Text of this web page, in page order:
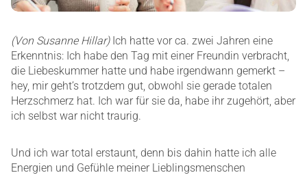
(Von Susanne Hillar)Ich hatte vor ca. zwei Jahren eine
Erkenntnis: Ich habe den Tag mit einer Freundin verbracht,
die Liebeskummer hatte und habe irgendwann gemerkt –
hey, mir geht’s trotzdem gut, obwohl sie gerade totalen
Herzschmerz hat. Ich war für sie da, habe ihr zugehört, aber
ich selbst war nicht traurig.
Und ich war total erstaunt, denn bis dahin hatte ich alle
Energien und Gefühle meiner Lieblingsmenschen